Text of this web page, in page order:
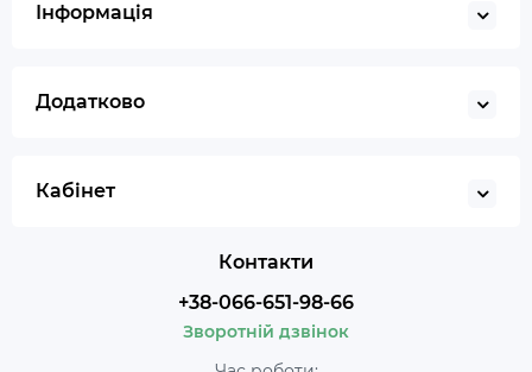
Інформація
Додатково
Кабінет
Контакти
+38-066-651-98-66
Зворотній дзвінок